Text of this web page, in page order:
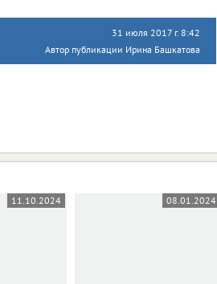
31 июля 2017 г. 8:42
Автор публикации Ирина Башкатова
11.10.2024 08.01.2024